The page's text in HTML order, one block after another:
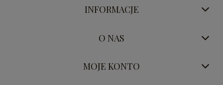
INFORMACJE
O NAS
MOJE KONTO